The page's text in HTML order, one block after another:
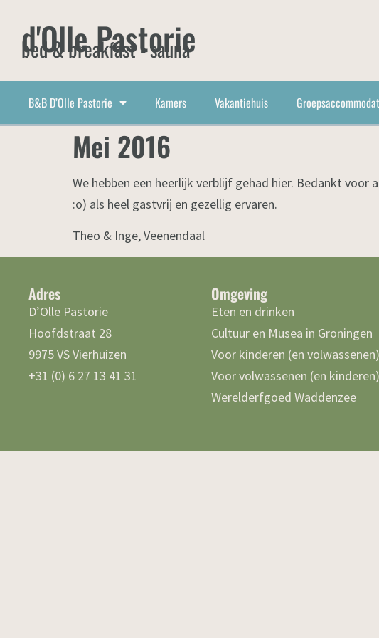
d'Olle Pastorie
bed & breakfast - sauna
B&B D’Olle Pastorie Kamers Vakantiehuis
Mei 2016
We hebben een heerlijk verblijf gehad hier. Bedankt
:o) als heel gastvrij en gezellig ervaren.
Theo & Inge, Veenendaal
Adres
D’Olle Pastorie
Hoofdstraat 28
9975 VS Vierhuizen
+31 (0) 6 27 13 41 31
Omgeving
Eten en drinken
Cultuur en Musea in Groningen
Voor kinderen (en volwassenen)
Voor volwassenen (en kinderen)
Werelderfgoed Waddenzee